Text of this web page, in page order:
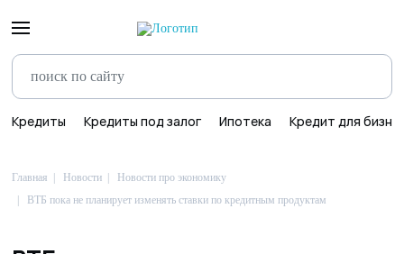
Кредиты Кредиты под залог Ипотека Кредит для
Главная Новости
Новости про экономику
ВТБ пока не планирует изменять ставки по кредитным продуктам